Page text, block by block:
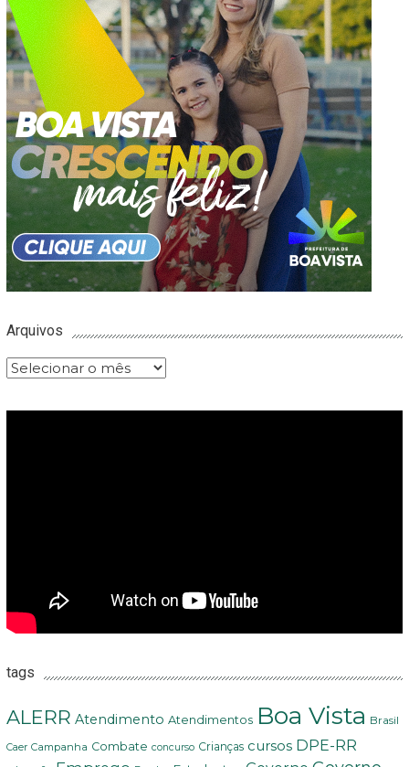
Arquivos
Arquivos
tags
ALERR Atendimento Atendimentos Boa Vista Brasil
Caer Campanha Combate concurso Crianças cursos DPE-RR